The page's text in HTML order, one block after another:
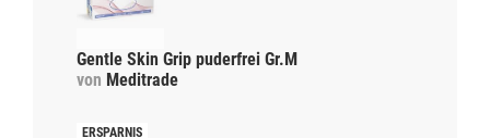
Gentle Skin Grip puderfrei Gr.M
von Meditrade